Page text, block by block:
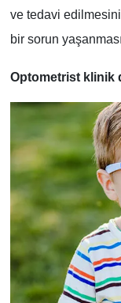
ve tedavi
bir sorun
Optometrist klinik